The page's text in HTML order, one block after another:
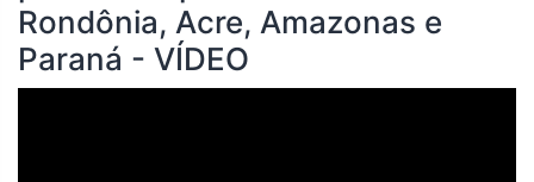
Rondônia, Acre, Amazonas e
Paraná - VÍDEO